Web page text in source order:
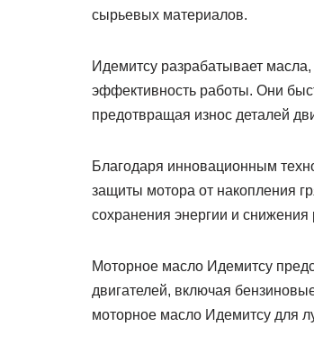
сырьевых материалов.
Идемитсу разрабатывает
эффективность работы. Они
предотвращая износ деталей
Благодаря инновационным
защиты мотора от накопления
сохранения энергии и снижения
Моторное масло Идемитсу
двигателей, включая
моторное масло Идемитсу для